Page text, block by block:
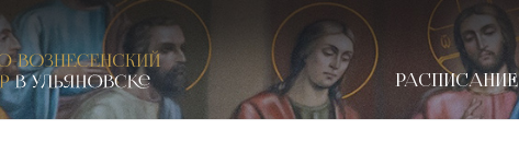
кафедральный собор в Ульяновске
РАСПИСАНИЕ